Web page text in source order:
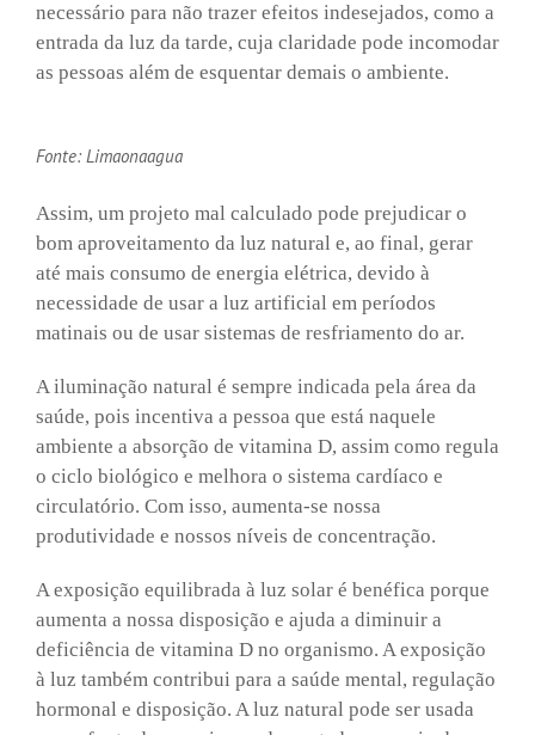
necessário para não trazer efeitos indesejados, como a
entrada da luz da tarde, cuja claridade pode incomodar
as pessoas além de esquentar demais o ambiente.
Fonte: Limaonaagua
Assim, um projeto mal calculado pode prejudicar o
bom aproveitamento da luz natural e, ao final, gerar
até mais consumo de energia elétrica, devido à
necessidade de usar a luz artificial em períodos
matinais ou de usar sistemas de resfriamento do ar.
A iluminação natural é sempre indicada pela área da
saúde, pois incentiva a pessoa que está naquele
ambiente a absorção de vitamina D, assim como regula
o ciclo biológico e melhora o sistema cardíaco e
circulatório. Com isso, aumenta-se nossa
produtividade e nossos níveis de concentração.
A exposição equilibrada à luz solar é benéfica porque
aumenta a nossa disposição e ajuda a diminuir a
deficiência de vitamina D no organismo. A exposição
à luz também contribui para a saúde mental, regulação
hormonal e disposição. A luz natural pode ser usada